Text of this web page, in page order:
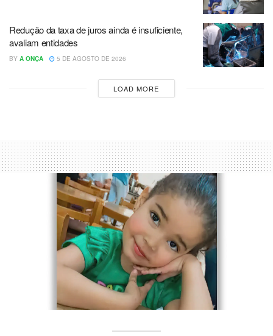
Redução da taxa de juros ainda é insuficiente,
avaliam entidades
BY A ONÇA 5 DE AGOSTO DE 2026
LOAD MORE